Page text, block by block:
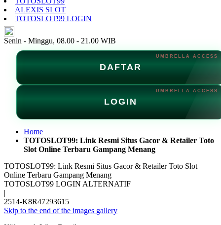
ALEXIS SLOT
TOTOSLOT99 LOGIN
Senin - Minggu, 08.00 - 21.00 WIB
DAFTAR
LOGIN
Home
TOTOSLOT99: Link Resmi Situs Gacor & Retailer Toto
Slot Online Terbaru Gampang Menang
TOTOSLOT99: Link Resmi Situs Gacor & Retailer Toto Slot
Online Terbaru Gampang Menang
TOTOSLOT99 LOGIN ALTERNATIF
|
2514-K8R47293615
Skip to the end of the images gallery